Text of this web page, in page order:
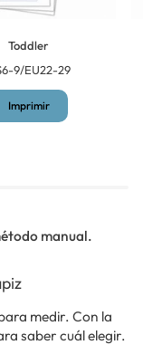
Toddler
9/EU22-29
Imprimir
manual.
medir. Con la
saber cuál elegir.